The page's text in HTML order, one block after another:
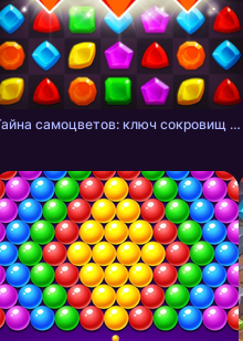
Тайна самоцветов: ключ сокровищ - три в ряд